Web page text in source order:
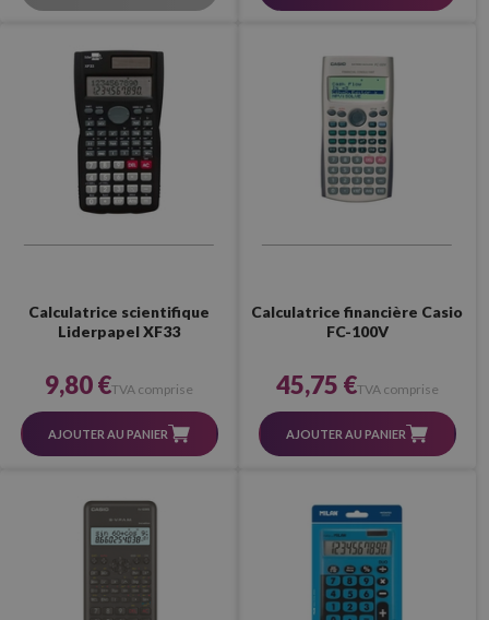
Calculatrice scientifique
Liderpapel XF33
9,80 €TVA comprise
AJOUTER AU PANIER
Calculatrice financière Casio
FC-100V
45,75 €TVA comprise
AJOUTER AU PANIER